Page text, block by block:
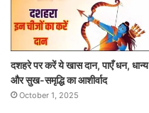
दशहरे पर करें ये खास दान, पाएँ धन, धान्य
और सुख-समृद्धि का आशीर्वाद
October 1, 2025